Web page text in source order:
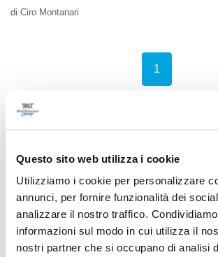
Questo sito web utilizza i cookie
Utilizziamo i cookie per personalizzare
annunci, per fornire funzionalità dei
analizzare il nostro traffico.
informazioni sul modo in cui utilizza il
nostri partner che si occupano di analisi
di Ciro Montanari
1